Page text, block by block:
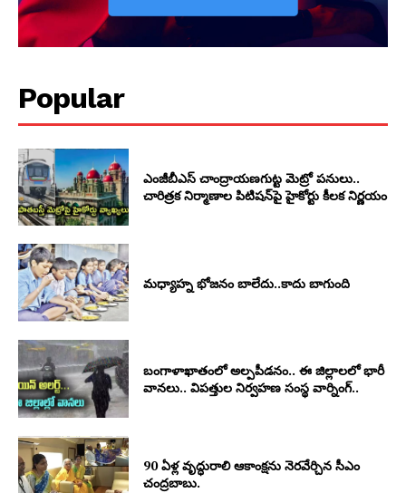
Popular
ఎంజీబీఎస్ చాంద్రాయణగుట్ట మెట్రో పనులు..
చారిత్రక నిర్మాణాల పిటిషన్‌పై హైకోర్టు కీలక నిర్ణయం
మధ్యాహ్న భోజనం బాలేదు..కాదు బాగుంది
బంగాళాఖాతంలో అల్పపీడనం.. ఈ జిల్లాలలో భారీ
వానలు.. విపత్తుల నిర్వహణ సంస్థ వార్నింగ్..
90 ఏళ్ల వృద్ధురాలి ఆకాంక్షను నెరవేర్చిన సీఎం
చంద్రబాబు.